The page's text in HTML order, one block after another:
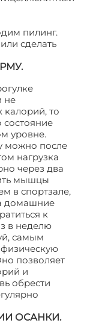
пилинг.
сделать
не
то
состояние
уровне.
можно после
нагрузка
через два
мышцы
в спортзале,
домашние
к
в неделю
самым
позволяет
и
обрести
ОСАНКИ.